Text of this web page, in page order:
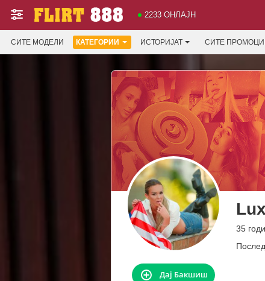
2233 ОНЛАЈН
СИТЕ МОДЕЛИ КАТЕГОРИИ ИСТОРИЈАТ СИТЕ
35
Дај Бакшиш